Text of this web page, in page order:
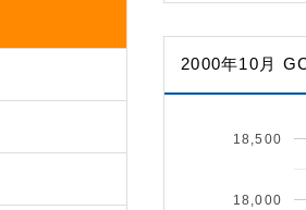
2000年10月
18,000
18,500